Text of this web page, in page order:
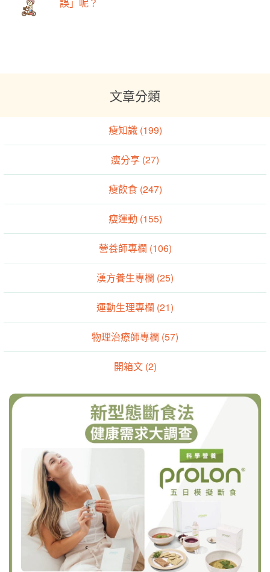
文章分類
瘦知識 (199)
瘦分享 (27)
瘦飲食 (247)
瘦運動 (155)
營養師專欄 (106)
漢方養生專欄 (25)
運動生理專欄 (21)
物理治療師專欄 (57)
開箱文 (2)